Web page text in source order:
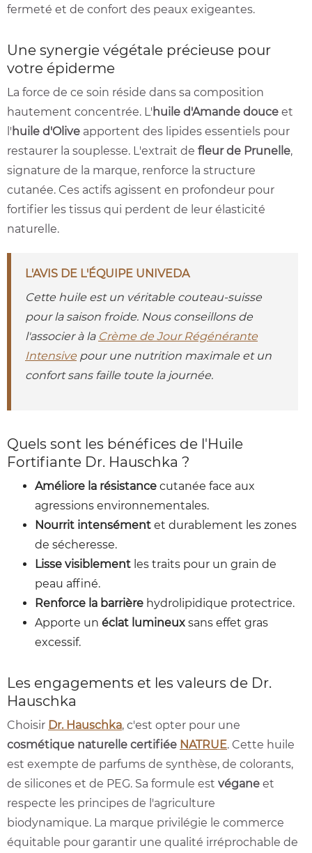
fermeté et de confort des peaux exigeantes.
Une synergie végétale précieuse pour
votre épiderme
La force de ce soin réside dans sa composition
hautement concentrée. L' huile d'Amande douce et
l' huile d'Olive apportent des lipides essentiels pour
restaurer la souplesse. L'extrait de fleur de Prunelle,
signature de la marque, renforce la structure
cutanée. Ces actifs agissent en profondeur pour
fortifier les tissus qui perdent de leur élasticité
naturelle.
L'AVIS DE L'ÉQUIPE UNIVEDA
Cette huile est un véritable couteau-suisse
pour la saison froide. Nous conseillons de
l'associer à la Crème de Jour Régénérante
Intensive pour une nutrition maximale et un
confort sans faille toute la journée.
Quels sont les bénéfices de l'Huile
Fortifiante Dr. Hauschka ?
Améliore la résistance cutanée face aux
agressions environnementales.
Nourrit intensément et durablement les zones
de sécheresse.
Lisse visiblement les traits pour un grain de
peau affiné.
Renforce la barrière hydrolipidique protectrice.
Apporte un éclat lumineux sans effet gras
excessif.
Les engagements et les valeurs de Dr.
Hauschka
Choisir Dr. Hauschka, c'est opter pour une
cosmétique naturelle certifiée NATRUE. Cette huile
est exempte de parfums de synthèse, de colorants,
de silicones et de PEG. Sa formule est végane et
respecte les principes de l'agriculture
biodynamique. La marque privilégie le commerce
équitable pour garantir une qualité irréprochable de